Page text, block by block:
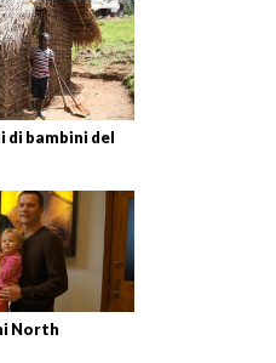
bambini del
North